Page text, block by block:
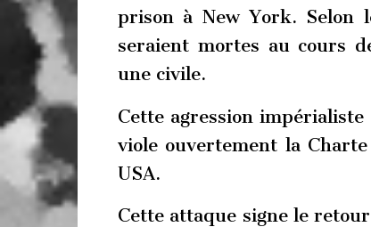
prison à New York. Selon
seraient mortes au cours
une civile.
Cette agression
viole ouvertement la
USA.
Cette attaque signe le